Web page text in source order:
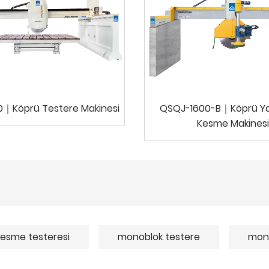
Köprü Testere Makinesi
QSQJ-1600-B｜Köprü
Kesme Makinesi
testeresi monoblok testere